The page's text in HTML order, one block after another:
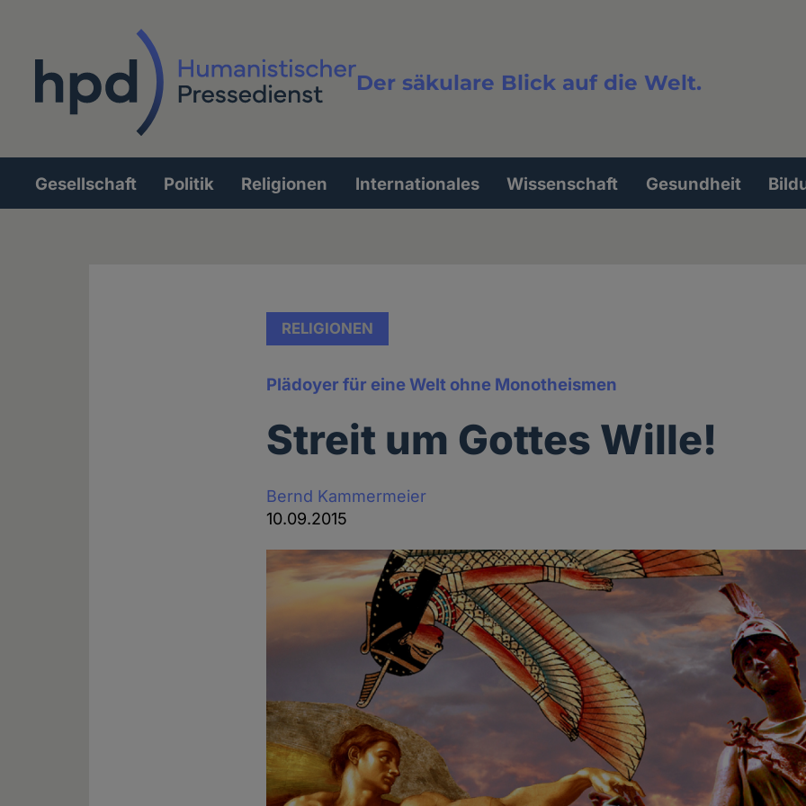
Der säkulare Blick auf die Welt.
Volltextsuche
Hauptnavigation
Gesellschaft Politik Religionen Internationales Wissenschaft Gesundheit
RELIGIONEN
Plädoyer für eine Welt ohne Monotheismen
Streit um Gottes Wille!
Bernd Kammermeier
10.09.2015